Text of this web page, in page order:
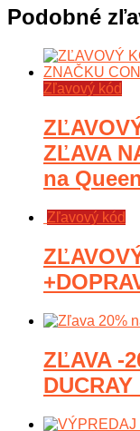
Podobné
Zľavový kód
ZĽAVA
na
Zľavový kód
ZĽAVA -